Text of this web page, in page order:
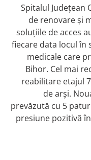
Spitalul Județean
de renovare și
soluțiile de acces
fiecare data locul în
medicale care
Bihor. Cel mai
reabilitare etajul
de arși.
prevăzută cu 5
presiune pozitivă